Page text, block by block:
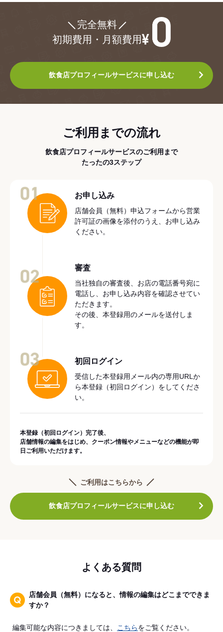
完全無料
初期費用・月額費用
飲食店プロフィールサービスに申し込む
ご利用までの流れ
飲食店プロフィールサービスのご利用まで
たったの3ステップ
お申し込み
店舗会員（無料）申込フォームから営業
許可証の画像を添付のうえ、お申し込み
ください。
審査
当社独自の審査後、お店の電話番号宛に
電話し、お申し込み内容を確認させてい
ただきます。
その後、本登録用のメールを送付しま
す。
初回ログイン
受信した本登録用メール内の専用URLか
ら本登録（初回ログイン）をしてくださ
い。
本登録（初回ログイン）完了後、
店舗情報の編集をはじめ、クーポン情報やメニューなどの機能が即
日ご利用いただけます。
ご利用はこちらから
飲食店プロフィールサービスに申し込む
よくある質問
店舗会員（無料）になると、情報の編集はどこまでできま
すか？
編集可能な内容につきましては、 こちらをご覧ください。